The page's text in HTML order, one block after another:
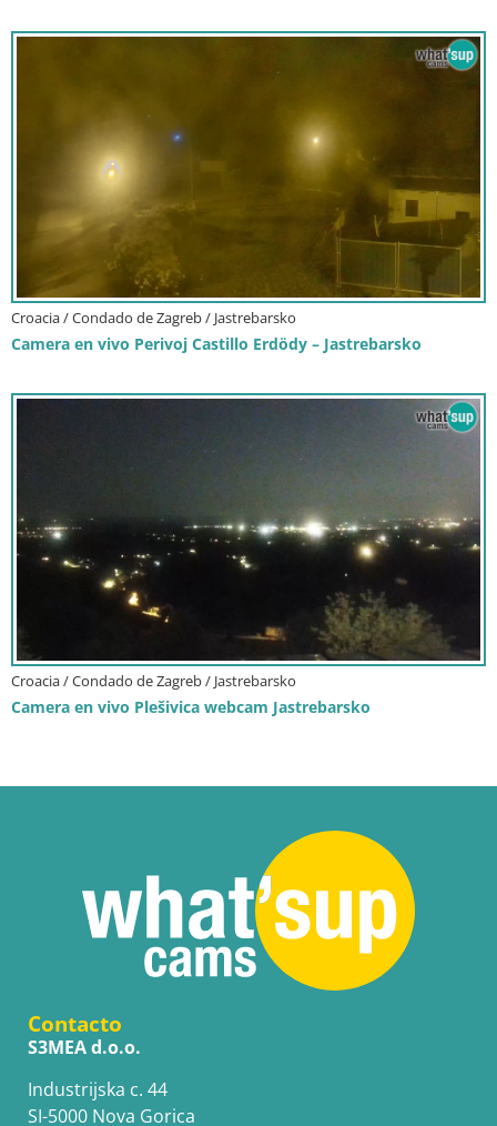
Croacia / Condado de Zagreb / Jastrebarsko
Camera en vivo Perivoj Castillo Erdödy – Jastrebarsko
Croacia / Condado de Zagreb / Jastrebarsko
Camera en vivo Plešivica webcam Jastrebarsko
Contacto
S3MEA d.o.o.
Industrijska c. 44
SI-5000 Nova Gorica